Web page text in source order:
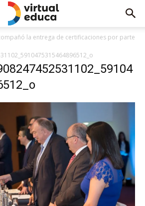
la entrega de certificaciones por parte